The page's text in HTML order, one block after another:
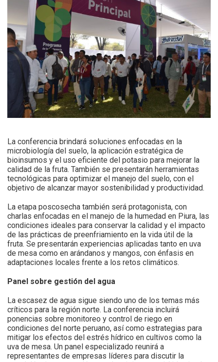
La conferencia brindará soluciones enfocadas en la
microbiología del suelo, la aplicación estratégica de
bioinsumos y el uso eficiente del potasio para mejorar la
calidad de la fruta. También se presentarán herramientas
tecnológicas para optimizar el manejo del suelo, con el
objetivo de alcanzar mayor sostenibilidad y productividad.
La etapa poscosecha también será protagonista, con
charlas enfocadas en el manejo de la humedad en Piura, las
condiciones ideales para conservar la calidad y el impacto
de las prácticas de preenfriamiento en la vida útil de la
fruta. Se presentarán experiencias aplicadas tanto en uva
de mesa como en arándanos y mangos, con énfasis en
adaptaciones locales frente a los retos climáticos.
Panel sobre gestión del agua
La escasez de agua sigue siendo uno de los temas más
críticos para la región norte. La conferencia incluirá
ponencias sobre monitoreo y control de riego en
condiciones del norte peruano, así como estrategias para
mitigar los efectos del estrés hídrico en cultivos como la
uva de mesa. Un panel especializado reunirá a
representantes de empresas líderes para discutir la